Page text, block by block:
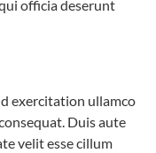
officia deserunt
exercitation ullamco
Duis aute
velit esse cillum